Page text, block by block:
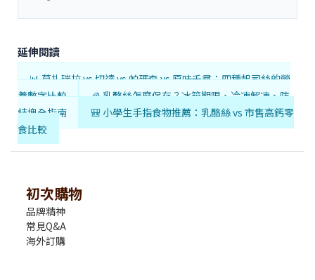
延伸閱讀
📊 莫扎瑞拉 vs 切達 vs 帕瑪森 vs 原味千尋：四種起司絲的營
養數字比較
🧊 乳酪絲怎麼保存？冰箱期限、冷凍解凍、防
結塊全指南
🎒 小學生手指食物推薦：乳酪絲 vs 市售高鈣零
食比較
初次購物
品牌精神
常見Q&A
海外訂購